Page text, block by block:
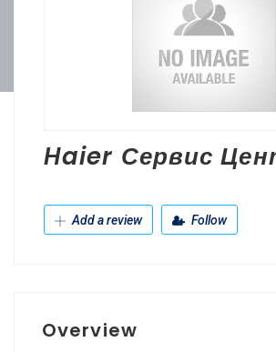
Haier Сервис
Add a review Follow
Overview